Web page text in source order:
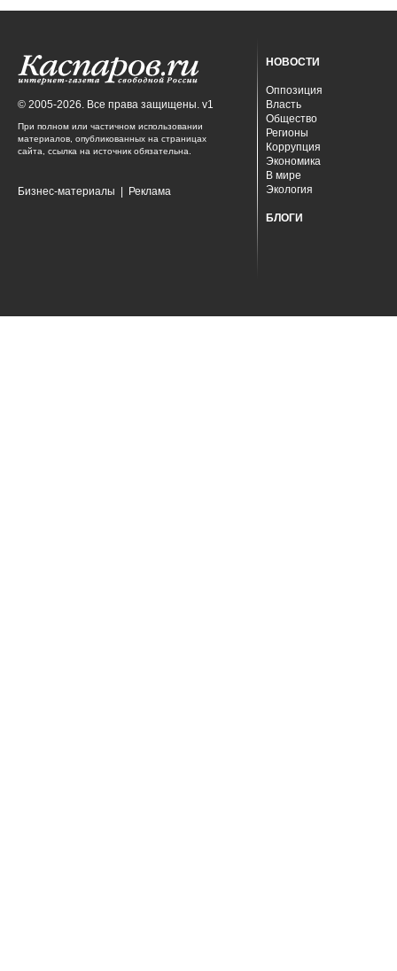
© 2005-2026. Все права защищены. v1
При полном или частичном использовании
материалов, опубликованных на страницах
сайта, ссылка на источник обязательна.
Бизнес-материалы Реклама
НОВОСТИ
Оппозиция
Власть
Общество
Регионы
Коррупция
Экономика
В мире
Экология
БЛОГИ